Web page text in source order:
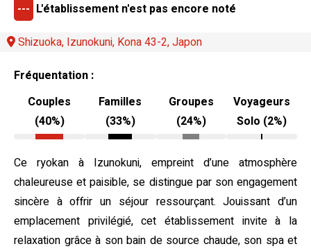
--- L'établissement n'est pas encore noté
Shizuoka, Izunokuni, Kona 43-2, Japon
Fréquentation :
Couples
(40%)
Familles
(33%)
Groupes
(24%)
Voyageurs
Solo (2%)
Ce ryokan à Izunokuni, empreint d’une atmosphère
chaleureuse et paisible, se distingue par son engagement
sincère à offrir un séjour ressourçant. Jouissant d’un
emplacement privilégié, cet établissement invite à la
relaxation grâce à son bain de source chaude, son spa et